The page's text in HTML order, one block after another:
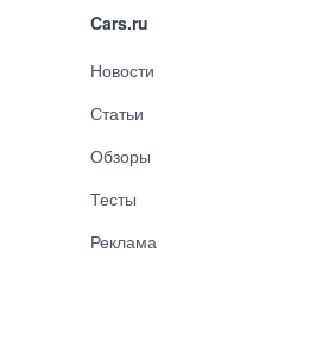
Cars.ru
Новости
Статьи
Обзоры
Тесты
Реклама